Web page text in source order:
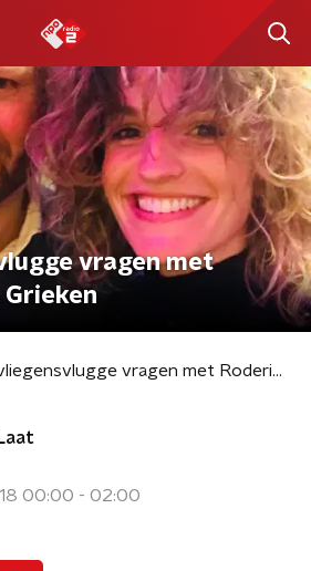
vragen met
De vliegensvlugge vragen met Roderik van Grieken
00:00 - 02:00